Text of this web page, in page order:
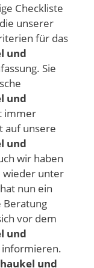
Checkliste
unserer
für das
und
Sie
und
immer
auf unsere
und
wir haben
wieder unter
nun ein
Beratung
vor dem
und
und